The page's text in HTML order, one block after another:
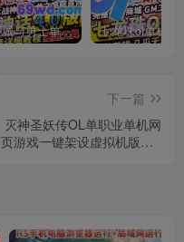
DNF地下城与勇士单机版110级神话版4.0全主线任务龙之庭院机械七战神实验室
下一篇
灭神圣妖传OL单职业单机网
页游戏一键架设虚拟机版GM